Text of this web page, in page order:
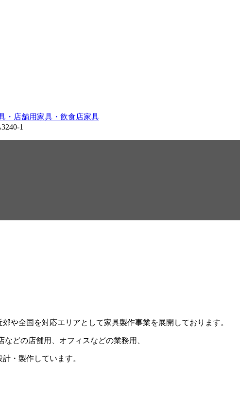
や全国を対応エリアとして家具製作事業を展開しております。
どの店舗用、オフィスなどの業務用、
・製作しています。